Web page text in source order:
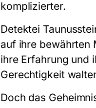
komplizierter.
Detektei
auf ihre bewährten
ihre Erfahrung und
Gerechtigkeit
Doch das